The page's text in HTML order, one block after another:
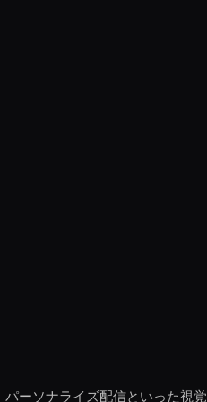
ーソナライズ配信といった視